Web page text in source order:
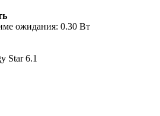
ожидания: 0.30 Вт
Star 6.1